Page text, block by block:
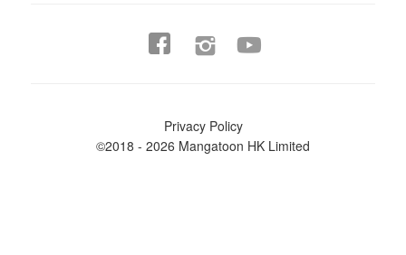
 
Privacy Policy
©2018 - 2026 Mangatoon HK Limited